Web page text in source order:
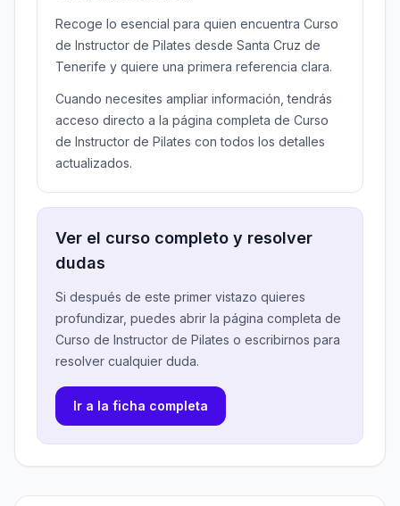
Recoge lo esencial para quien encuentra Curso
de Instructor de Pilates desde Santa Cruz de
Tenerife y quiere una primera referencia clara.
Cuando necesites ampliar información, tendrás
acceso directo a la página completa de Curso
de Instructor de Pilates con todos los detalles
actualizados.
Ver el curso completo y resolver
dudas
Si después de este primer vistazo quieres
profundizar, puedes abrir la página completa de
Curso de Instructor de Pilates o escribirnos para
resolver cualquier duda.
Ir a la ficha completa